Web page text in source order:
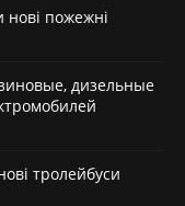
пожежні
дизельные
тролейбуси